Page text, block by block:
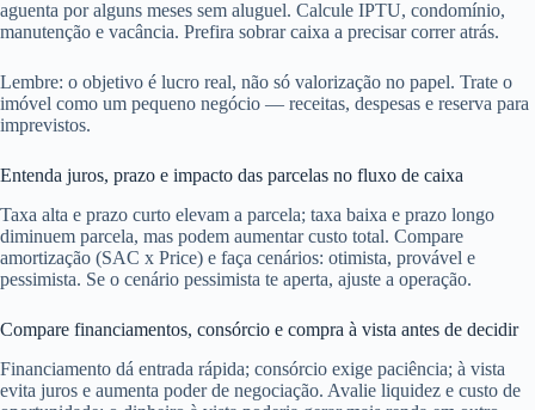
aguenta por alguns meses sem aluguel. Calcule IPTU, condomínio,
manutenção e vacância. Prefira sobrar caixa a precisar correr atrás.
Lembre: o objetivo é lucro real, não só valorização no papel. Trate o
imóvel como um pequeno negócio — receitas, despesas e reserva para
imprevistos.
Entenda juros, prazo e impacto das parcelas no fluxo de caixa
Taxa alta e prazo curto elevam a parcela; taxa baixa e prazo longo
diminuem parcela, mas podem aumentar custo total. Compare
amortização (SAC x Price) e faça cenários: otimista, provável e
pessimista. Se o cenário pessimista te aperta, ajuste a operação.
Compare financiamentos, consórcio e compra à vista antes de decidir
Financiamento dá entrada rápida; consórcio exige paciência; à vista
evita juros e aumenta poder de negociação. Avalie liquidez e custo de